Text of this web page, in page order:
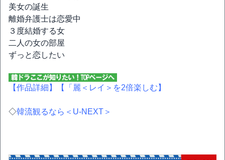
美女の誕生
離婚弁護士は恋愛中
３度結婚する女
二人の女の部屋
ずっと恋したい
【作品詳細】 【「麗＜レイ＞を2倍楽しむ】
◇韓流観るなら＜U-NEXT＞